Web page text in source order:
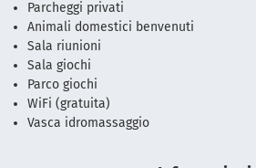
Parcheggi privati
Animali domestici benvenuti
Sala riunioni
Sala giochi
Parco giochi
WiFi (gratuita)
Vasca idromassaggio